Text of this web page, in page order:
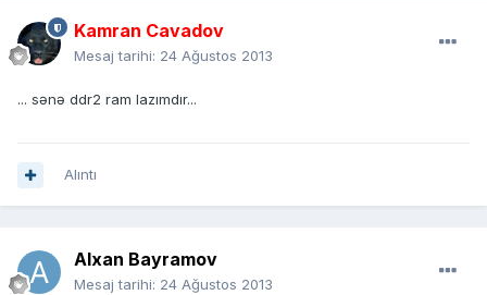
Kamran Cavadov
Mesaj tarihi: 24 Ağustos 2013
... sənə ddr2 ram lazımdır...
Alıntı
Alxan Bayramov
Mesaj tarihi: 24 Ağustos 2013